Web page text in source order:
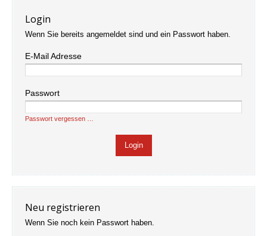
Login
Wenn Sie bereits angemeldet sind und ein Passwort haben.
E-Mail Adresse
Passwort
Passwort vergessen …
Neu registrieren
Wenn Sie noch kein Passwort haben.